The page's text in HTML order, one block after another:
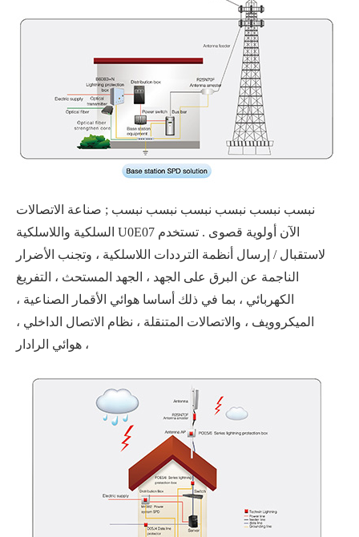
نبسب نبسب نبسب نبسب نبسب نبسب ; صناعة الاتصالات
السلكية واللاسلكية U0E07 الآن أولوية قصوى . تستخدم
لاستقبال / إرسال أنظمة الترددات اللاسلكية ، وتجنب الأضرار
الناجمة عن البرق على الجهد ، الجهد المستحث ، التفريغ
الكهربائي ، بما في ذلك أساسا هوائي الأقمار الصناعية ،
الميكروويف ، والاتصالات المتنقلة ، نظام الاتصال الداخلي ،
هوائي الرادار ،